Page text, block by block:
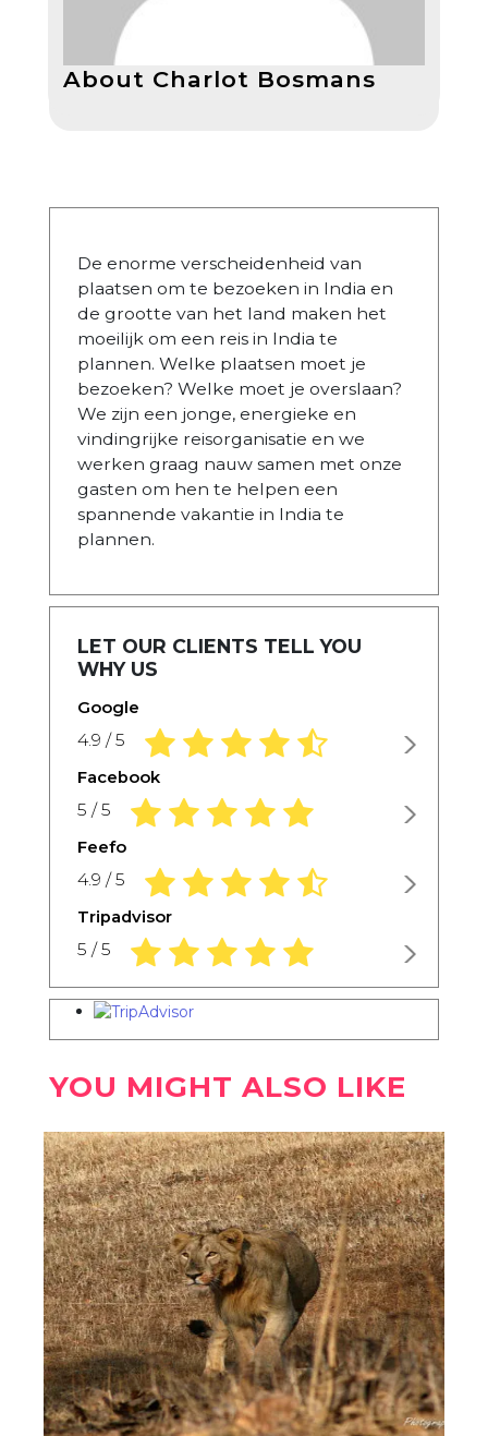
About Charlot Bosmans
De enorme verscheidenheid van
plaatsen om te bezoeken in India en
de grootte van het land maken het
moeilijk om een reis in India te
plannen. Welke plaatsen moet je
bezoeken? Welke moet je overslaan?
We zijn een jonge, energieke en
vindingrijke reisorganisatie en we
werken graag nauw samen met onze
gasten om hen te helpen een
spannende vakantie in India te
plannen.
LET OUR CLIENTS TELL YOU
WHY US
Google
4.9 / 5 4.9 rating based on 1,234 ratings
Facebook
5 / 5 5.0 rating based on 1,234 ratings
Feefo
4.9 / 5 4.9 rating based on 1,234 ratings
Tripadvisor
5 / 5 5.0 rating based on 1,234 ratings
YOU MIGHT ALSO LIKE